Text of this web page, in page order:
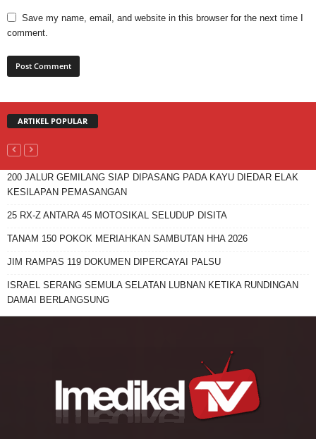
Save my name, email, and website in this browser for the next time I
comment.
ARTIKEL POPULAR
200 JALUR GEMILANG SIAP DIPASANG PADA KAYU DIEDAR ELAK
KESILAPAN PEMASANGAN
25 RX-Z ANTARA 45 MOTOSIKAL SELUDUP DISITA
TANAM 150 POKOK MERIAHKAN SAMBUTAN HHA 2026
JIM RAMPAS 119 DOKUMEN DIPERCAYAI PALSU
ISRAEL SERANG SEMULA SELATAN LUBNAN KETIKA RUNDINGAN
DAMAI BERLANGSUNG